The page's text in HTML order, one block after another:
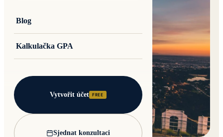
Blog
Kalkulačka GPA
Vytvořit účet FREE
Sjednat konzultaci